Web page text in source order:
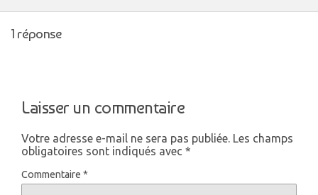
1 réponse
Laisser un commentaire
Votre adresse e-mail ne sera pas publiée. Les champs
obligatoires sont indiqués avec *
Commentaire *